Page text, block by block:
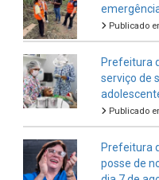
Publicado
Prefeitura
serviço de
Publicado
Prefeitura
posse de